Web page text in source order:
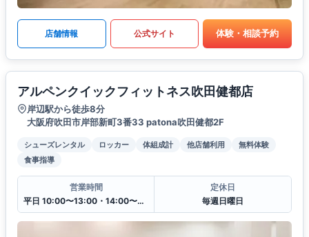
店舗情報 公式サイト 体験・相談予約
アルペンクイックフィットネス吹田健都店
岸辺駅から徒歩8分
大阪府吹田市岸部新町3番33 patona吹田健都2F
シューズレンタル ロッカー 体組成計 他店舗利用
無料体験
食事指導
営業時間
平日 10:00〜13:00・14:00〜20:00
定休日
毎週日曜日